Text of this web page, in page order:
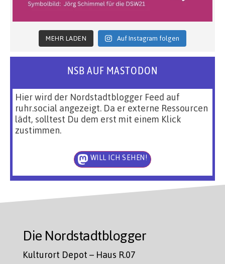
MEHR LADEN Auf Instagram folgen
NSB AUF MASTODON
Hier wird der Nordstadtblogger Feed auf
ruhr.social angezeigt. Da er externe Ressourcen
lädt, solltest Du dem erst mit einem Klick
zustimmen.
WILL ICH SEHEN!
Die Nordstadtblogger
Kulturort Depot – Haus R.07